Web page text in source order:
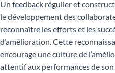
Un feedback régulier et
le développement des
reconnaître les efforts et les
d’amélioration. Cette
encourage une culture de
attentif aux performances de